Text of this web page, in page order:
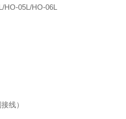
HO-05L/HO-06L
线）